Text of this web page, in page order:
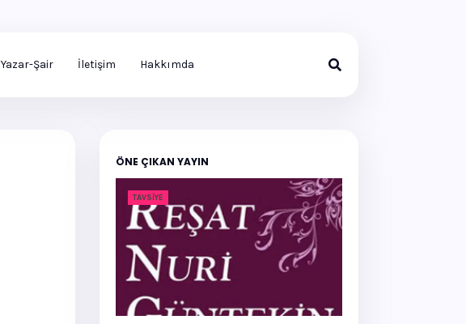
Yazar-Şair İletişim Hakkımda
ÖNE ÇIKAN YAYIN
TAVSIYE